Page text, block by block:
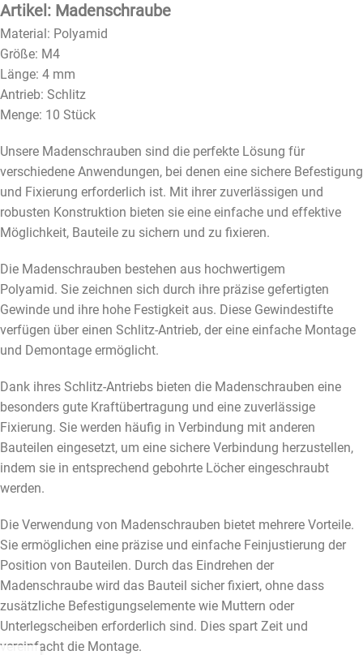
Artikel: Madenschraube
Material: Polyamid
Größe: M4
Länge: 4 mm
Antrieb: Schlitz
Menge: 10 Stück
Unsere Madenschrauben sind die perfekte Lösung für
verschiedene Anwendungen, bei denen eine sichere Befestigung
und Fixierung erforderlich ist. Mit ihrer zuverlässigen und
robusten Konstruktion bieten sie eine einfache und effektive
Möglichkeit, Bauteile zu sichern und zu fixieren.
Die Madenschrauben bestehen aus hochwertigem
Polyamid. Sie zeichnen sich durch ihre präzise gefertigten
Gewinde und ihre hohe Festigkeit aus. Diese Gewindestifte
verfügen über einen Schlitz-Antrieb, der eine einfache Montage
und Demontage ermöglicht.
Dank ihres Schlitz-Antriebs bieten die Madenschrauben eine
besonders gute Kraftübertragung und eine zuverlässige
Fixierung. Sie werden häufig in Verbindung mit anderen
Bauteilen eingesetzt, um eine sichere Verbindung herzustellen,
indem sie in entsprechend gebohrte Löcher eingeschraubt
werden.
Die Verwendung von Madenschrauben bietet mehrere Vorteile.
Sie ermöglichen eine präzise und einfache Feinjustierung der
Position von Bauteilen. Durch das Eindrehen der
Madenschraube wird das Bauteil sicher fixiert, ohne dass
zusätzliche Befestigungselemente wie Muttern oder
Unterlegscheiben erforderlich sind. Dies spart Zeit und
vereinfacht die Montage.